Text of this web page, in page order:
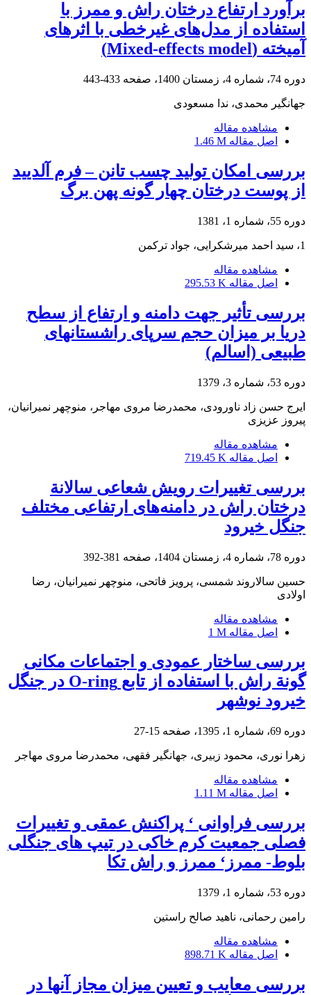
برآورد ارتفاع درختان راش و ممرز با
استفاده از مدل‌های غیرخطی با اثرهای
آمیخته (Mixed-effects model)
دوره 74، شماره 4، زمستان 1400، صفحه 433-443
جهانگیر محمدی، ندا مسعودی
مشاهده مقاله
اصل مقاله 1.46 M
بررسی امکان تولید چسب تانن – فرم آلدیید
از پوست درختان چهار گونه پهن برگ
دوره 55، شماره 1، 1381
1، سید احمد میرشکرایی، جواد ترکمن
مشاهده مقاله
اصل مقاله 295.53 K
بررسی تأثیر جهت دامنه و ارتفاع از سطح
دریا بر میزان حجم سرپای راشستانهای
طبیعی (اسالم)
دوره 53، شماره 3، 1379
ایرج حسن زاد ناورودی، محمدرضا مروی مهاجر، منوچهر نمیرانیان،
پیروز عزیزی
مشاهده مقاله
اصل مقاله 719.45 K
بررسی تغییرات رویش شعاعی سالانة
درختان راش در دامنه‌های ارتفاعی مختلف
جنگل خیرود
دوره 78، شماره 4، زمستان 1404، صفحه 381-392
حسین سالاروند شمسی، پرویز فاتحی، منوچهر نمیرانیان، رضا
اولادی
مشاهده مقاله
اصل مقاله 1 M
بررسی ساختار عمودی و اجتماعات مکانی
گونة راش با استفاده از تابع O-ring در جنگل
خیرود نوشهر
دوره 69، شماره 1، 1395، صفحه 15-27
زهرا نوری، محمود زبیری، جهانگیر فقهی، محمدرضا مروی مهاجر
مشاهده مقاله
اصل مقاله 1.11 M
بررسی فراوانی ‘ پراکنش عمقی و تغییرات
فصلی جمعیت کرم خاکی در تیپ های جنگلی
بلوط- ممرز‘ ممرز و راش تکا
دوره 53، شماره 1، 1379
رامین رحمانی، ناهید صالح راستین
مشاهده مقاله
اصل مقاله 898.71 K
بررسی معایب و تعیین میزان مجاز آنها در